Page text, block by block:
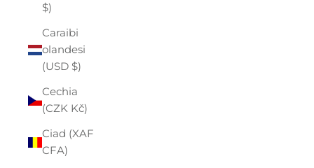
$)
Caraibi
olandesi
(USD $)
Cechia
(CZK Kč)
Ciad (XAF
CFA)